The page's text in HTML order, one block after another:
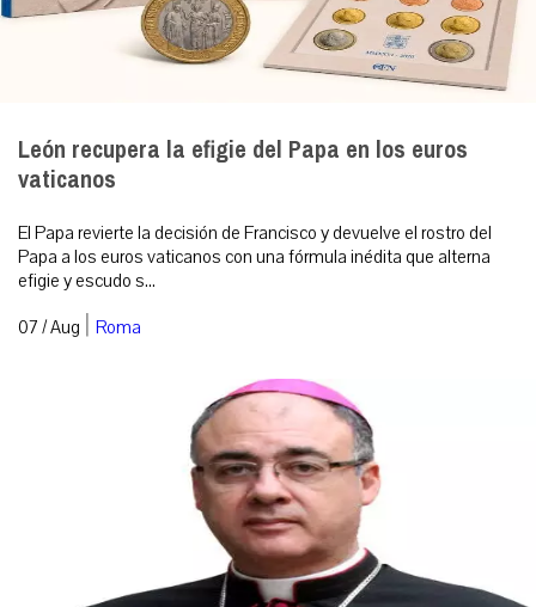
León recupera la efigie del Papa en los euros
vaticanos
El Papa revierte la decisión de Francisco y devuelve el rostro del
Papa a los euros vaticanos con una fórmula inédita que alterna
efigie y escudo s...
07 / Aug | Roma